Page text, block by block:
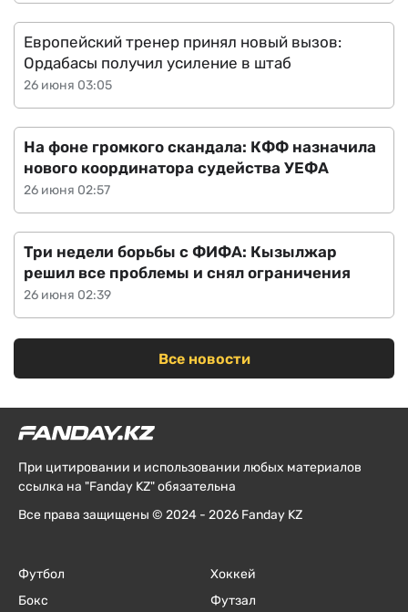
26 июня 03:05
Европейский тренер принял новый вызов:
Ордабасы получил усиление в штаб
26 июня 02:57
На фоне громкого скандала: КФФ назначила
нового координатора судейства УЕФА
26 июня 02:39
Три недели борьбы с ФИФА: Кызылжар
решил все проблемы и снял ограничения
Все новости
При цитировании и использовании любых материалов
ссылка на "Fanday KZ" обязательна
Все права защищены © 2024 - 2026 Fanday KZ
Футбол
Бокс
Хоккей
Футзал